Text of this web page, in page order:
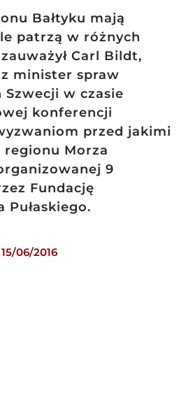
Bałtyku mają
patrzą w różnych
Carl Bildt,
minister spraw
Szwecji w czasie
konferencji
przed jakimi
Morza
9
Fundację
Pułaskiego.
06/2016